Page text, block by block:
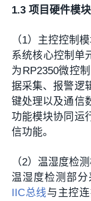
1.3 项目硬件模
（1）主控控制
系统核心控制单
为RP2350微控
据采集、报警逻
键处理以及通信
功能模块协同运
信功能。
（2）温湿度检
温湿度检测部分
IIC总线与主控